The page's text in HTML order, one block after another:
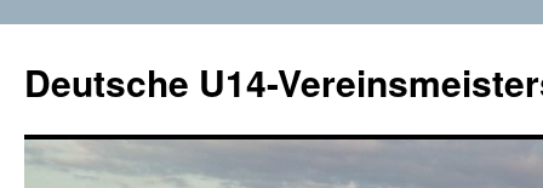
Deutsche U14-